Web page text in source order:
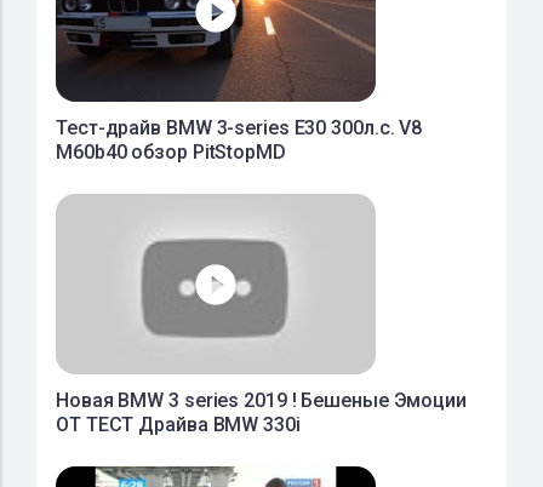
Тест-драйв BMW 3-series E30 300л.с. V8
M60b40 обзор PitStopMD
Новая BMW 3 series 2019 ! Бешеные Эмоции
ОТ ТЕСТ Драйва BMW 330i